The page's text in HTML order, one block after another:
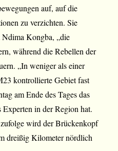
auf, auf die
zu verzichten. Sie
Kongba, „die
während die Rebellen der
„In weniger als einer
kontrollierte Gebiet fast
am Ende des Tages das
in der Region hat.
wird der Brückenkopf
dreißig Kilometer nördlich